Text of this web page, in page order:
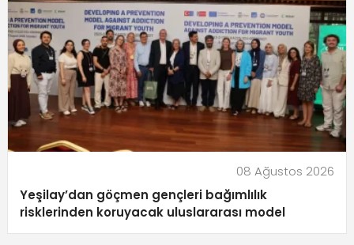
08 Ağustos 2026
Yeşilay’dan göçmen gençleri bağımlılık
risklerinden koruyacak uluslararası model